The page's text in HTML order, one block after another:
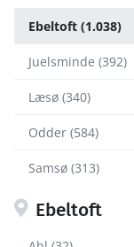
Ebeltoft (1.038)
Juelsminde (392)
Læsø (340)
Odder (584)
Samsø (313)
Ebeltoft